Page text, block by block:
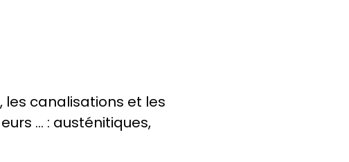
les canalisations et les
... : austénitiques,